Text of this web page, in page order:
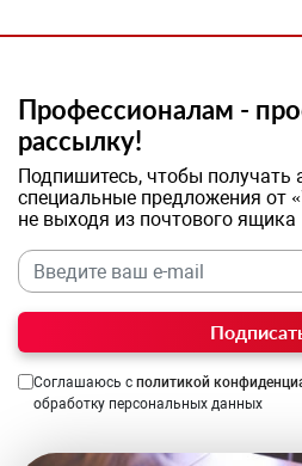
Профессионалам -
рассылку!
Подпишитесь, чтобы получать
специальные предложения от
не выходя из почтового ящика
Соглашаюсь с политикой
обработку персональных данных